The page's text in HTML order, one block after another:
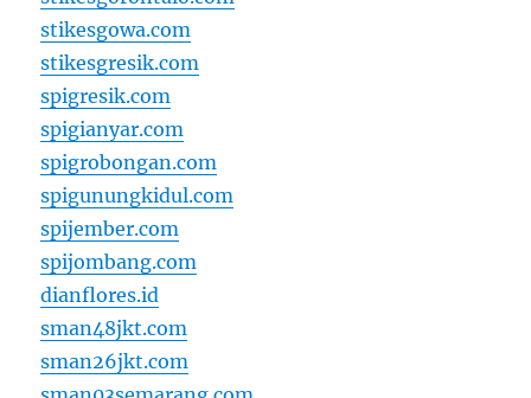
stikesgowa.com
stikesgresik.com
spigresik.com
spigianyar.com
spigrobongan.com
spigunungkidul.com
spijember.com
spijombang.com
dianflores.id
sman48jkt.com
sman26jkt.com